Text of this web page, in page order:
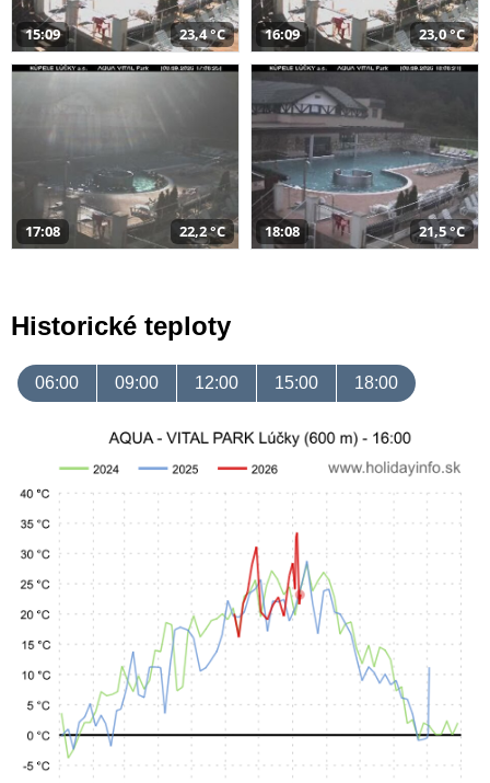
15:09 23,4 °C 16:09 23,0 °C
17:08 22,2 °C 18:08 21,5 °C
Historické teploty
06:00 09:00 12:00 15:00 18:00